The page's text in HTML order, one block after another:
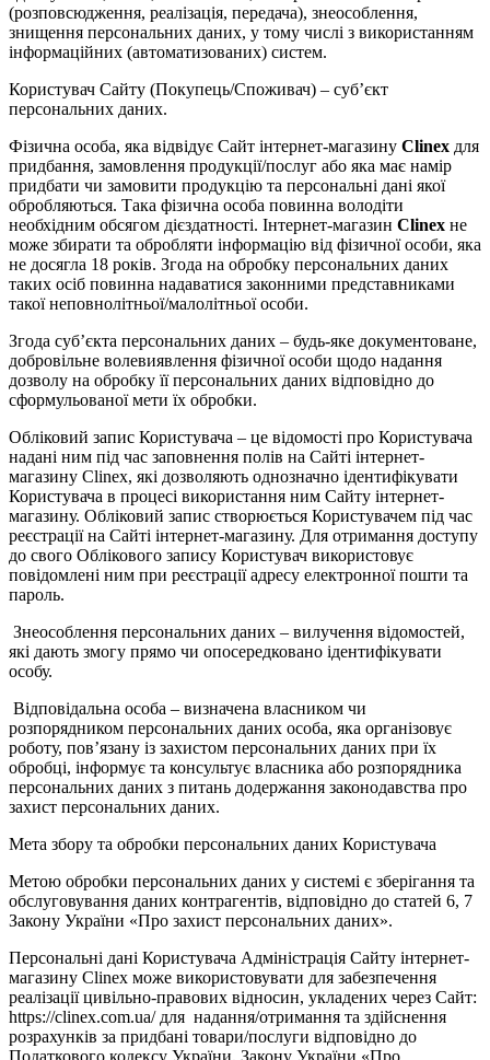
(розповсюдження, реалізація, передача), знеособлення,
знищення персональних даних, у тому числі з використанням
інформаційних (автоматизованих) систем.
Користувач Сайту (Покупець/Споживач) – суб’єкт
персональних даних.
Фізична особа, яка відвідує Сайт інтернет-магазину Clinex для
придбання, замовлення продукції/послуг або яка має намір
придбати чи замовити продукцію та персональні дані якої
обробляються. Така фізична особа повинна володіти
необхідним обсягом дієздатності. Інтернет-магазин Clinex не
може збирати та обробляти інформацію від фізичної особи, яка
не досягла 18 років. Згода на обробку персональних даних
таких осіб повинна надаватися законними представниками
такої неповнолітньої/малолітньої особи.
Згода суб’єкта персональних даних – будь-яке документоване,
добровільне волевиявлення фізичної особи щодо надання
дозволу на обробку її персональних даних відповідно до
сформульованої мети їх обробки.
Обліковий запис Користувача – це відомості про Користувача
надані ним під час заповнення полів на Сайті інтернет-
магазину Clinex, які дозволяють однозначно ідентифікувати
Користувача в процесі використання ним Сайту інтернет-
магазину. Обліковий запис створюється Користувачем під час
реєстрації на Сайті інтернет-магазину. Для отримання доступу
до свого Облікового запису Користувач використовує
повідомлені ним при реєстрації адресу електронної пошти та
пароль.
Знеособлення персональних даних – вилучення відомостей,
які дають змогу прямо чи опосередковано ідентифікувати
особу.
Відповідальна особа – визначена власником чи
розпорядником персональних даних особа, яка організовує
роботу, пов’язану із захистом персональних даних при їх
обробці, інформує та консультує власника або розпорядника
персональних даних з питань додержання законодавства про
захист персональних даних.
Мета збору та обробки персональних даних Користувача
Метою обробки персональних даних у системі є зберігання та
обслуговування даних контрагентів, відповідно до статей 6, 7
Закону України «Про захист персональних даних».
Персональні дані Користувача Адміністрація Сайту інтернет-
магазину Clinex може використовувати для забезпечення
реалізації цивільно-правових відносин, укладених через Сайт:
https://clinex.com.ua/ для надання/отримання та здійснення
розрахунків за придбані товари/послуги відповідно до
Податкового кодексу України, Закону України «Про